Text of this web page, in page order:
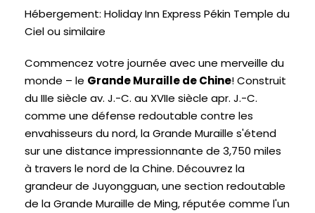
Hébergement: Holiday Inn Express Pékin Temple du
Ciel ou similaire
Commencez votre journée avec une merveille du
monde – le Grande Muraille de Chine! Construit
du IIIe siècle av. J.-C. au XVIIe siècle apr. J.-C.
comme une défense redoutable contre les
envahisseurs du nord, la Grande Muraille s'étend
sur une distance impressionnante de 3,750 miles
à travers le nord de la Chine. Découvrez la
grandeur de Juyongguan, une section redoutable
de la Grande Muraille de Ming, réputée comme l'un